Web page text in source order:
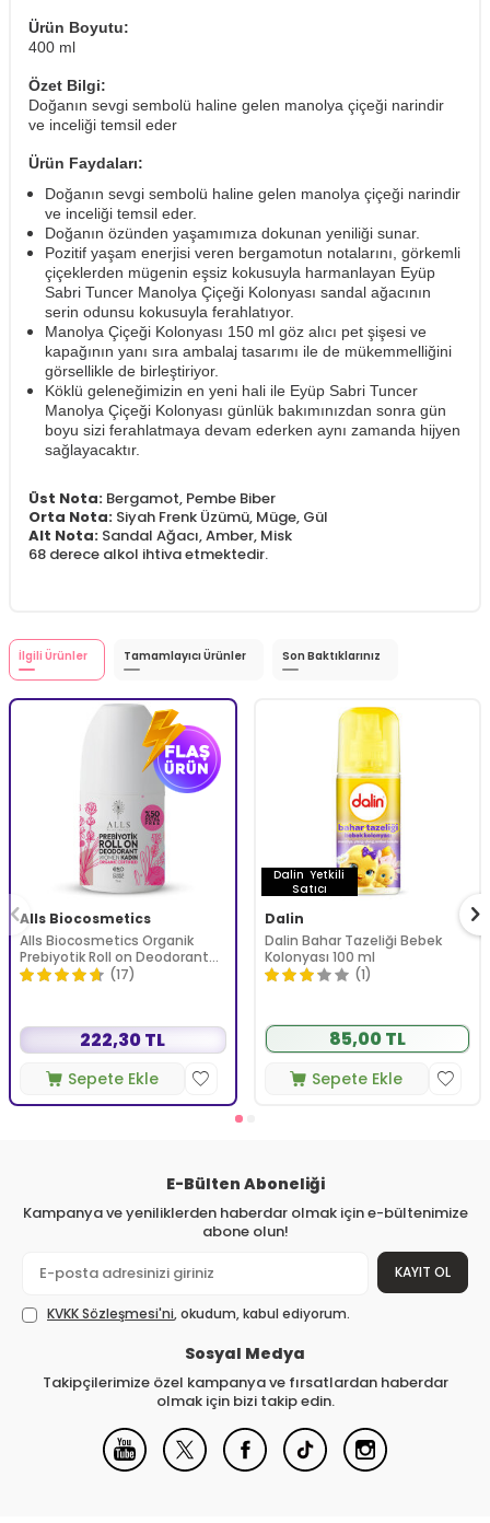
Ürün Boyutu:
400 ml
Özet Bilgi:
Doğanın sevgi sembolü haline gelen manolya çiçeği narindir
ve inceliği temsil eder
Ürün Faydaları:
Doğanın sevgi sembolü haline gelen manolya çiçeği narindir
ve inceliği temsil eder.
Doğanın özünden yaşamımıza dokunan yeniliği sunar.
Pozitif yaşam enerjisi veren bergamotun notalarını, görkemli
çiçeklerden mügenin eşsiz kokusuyla harmanlayan Eyüp
Sabri Tuncer Manolya Çiçeği Kolonyası sandal ağacının
serin odunsu kokusuyla ferahlatıyor.
Manolya Çiçeği Kolonyası 150 ml göz alıcı pet şişesi ve
kapağının yanı sıra ambalaj tasarımı ile de mükemmelliğini
görsellikle de birleştiriyor.
Köklü geleneğimizin en yeni hali ile Eyüp Sabri Tuncer
Manolya Çiçeği Kolonyası günlük bakımınızdan sonra gün
boyu sizi ferahlatmaya devam ederken aynı zamanda hijyen
sağlayacaktır.
Üst Nota: Bergamot, Pembe Biber
Orta Nota: Siyah Frenk Üzümü, Müge, Gül
Alt Nota: Sandal Ağacı, Amber, Misk
​68 derece alkol ihtiva etmektedir.
İlgili Ürünler Tamamlayıcı Ürünler Son Baktıklarınız
Alls Biocosmetics
Alls Biocosmetics Organik
Prebiyotik Roll on Deodorant
75 ml - Kadınlar İçin
(17)
222,30 TL
Sepete Ekle
Dalin Yetkili
Satıcı
Dalin
Dalin Bahar Tazeliği Bebek
Kolonyası 100 ml
(1)
85,00 TL
Sepete Ekle
E-Bülten Aboneliği
Kampanya ve yeniliklerden haberdar olmak için e-bültenimize
abone olun!
KAYIT OL
KVKK Sözleşmesi'ni, okudum, kabul ediyorum.
Sosyal Medya
Takipçilerimize özel kampanya ve fırsatlardan haberdar
olmak için bizi takip edin.